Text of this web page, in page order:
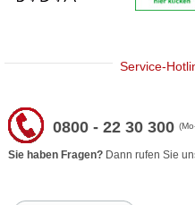
Service-
0800 - 22 30 300
Sie haben Fragen? Dann rufen Sie